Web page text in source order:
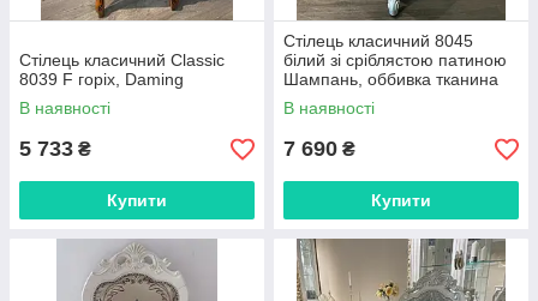
Стілець класичний Classic
8039 F горіх, Daming
В наявності
5 733 ₴
Купити
Стілець класичний 8045
білий зі сріблястою патиною
Шампань, оббивка тканина
8072A, фабрика Daming
В наявності
7 690 ₴
Купити